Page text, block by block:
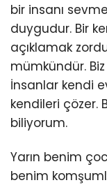
bir insanı
duygudur. Bir
açıklamak
mümkündür.
İnsanlar kendi
kendileri çözer.
biliyorum.
Yarın benim
benim